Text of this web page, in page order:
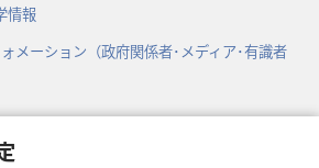
情報
メーション（政府関係者･メディア･有識者